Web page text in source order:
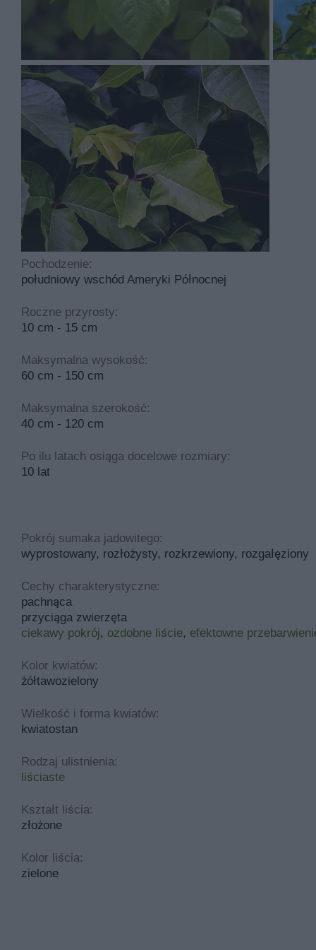
Sumak jadowity ma kwiaty w kolorach takich jak
Sumak jadowity to roślina, którą sadzimy w marcu ,
półzacienione, a sama uprawa jest łatwa. Idealny
Najczęściej spotykane choroby dotykające tą roślinę
przycinania.
Pochodzenie:
południowy wschód Ameryki Północnej
Roczne przyrosty:
10 cm - 15 cm
Maksymalna wysokość:
60 cm - 150 cm
Maksymalna szerokość:
40 cm - 120 cm
Po ilu latach osiąga docelowe rozmiary:
10 lat
Pokrój sumaka jadowitego:
wyprostowany, rozłożysty, rozkrzewiony, rozgałęziony
Cechy charakterystyczne:
pachnąca
przyciąga zwierzęta
ciekawy pokrój, ozdobne liście, efektowne
Kolor kwiatów:
żółtawozielony
Wielkość i forma kwiatów:
kwiatostan
Rodzaj ulistnienia:
liściaste
Kształt liścia:
złożone
Kolor liścia:
zielone